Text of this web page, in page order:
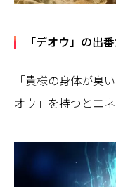
「デオウ」の出番
「貴様の身体が臭
オウ」を持つとエ